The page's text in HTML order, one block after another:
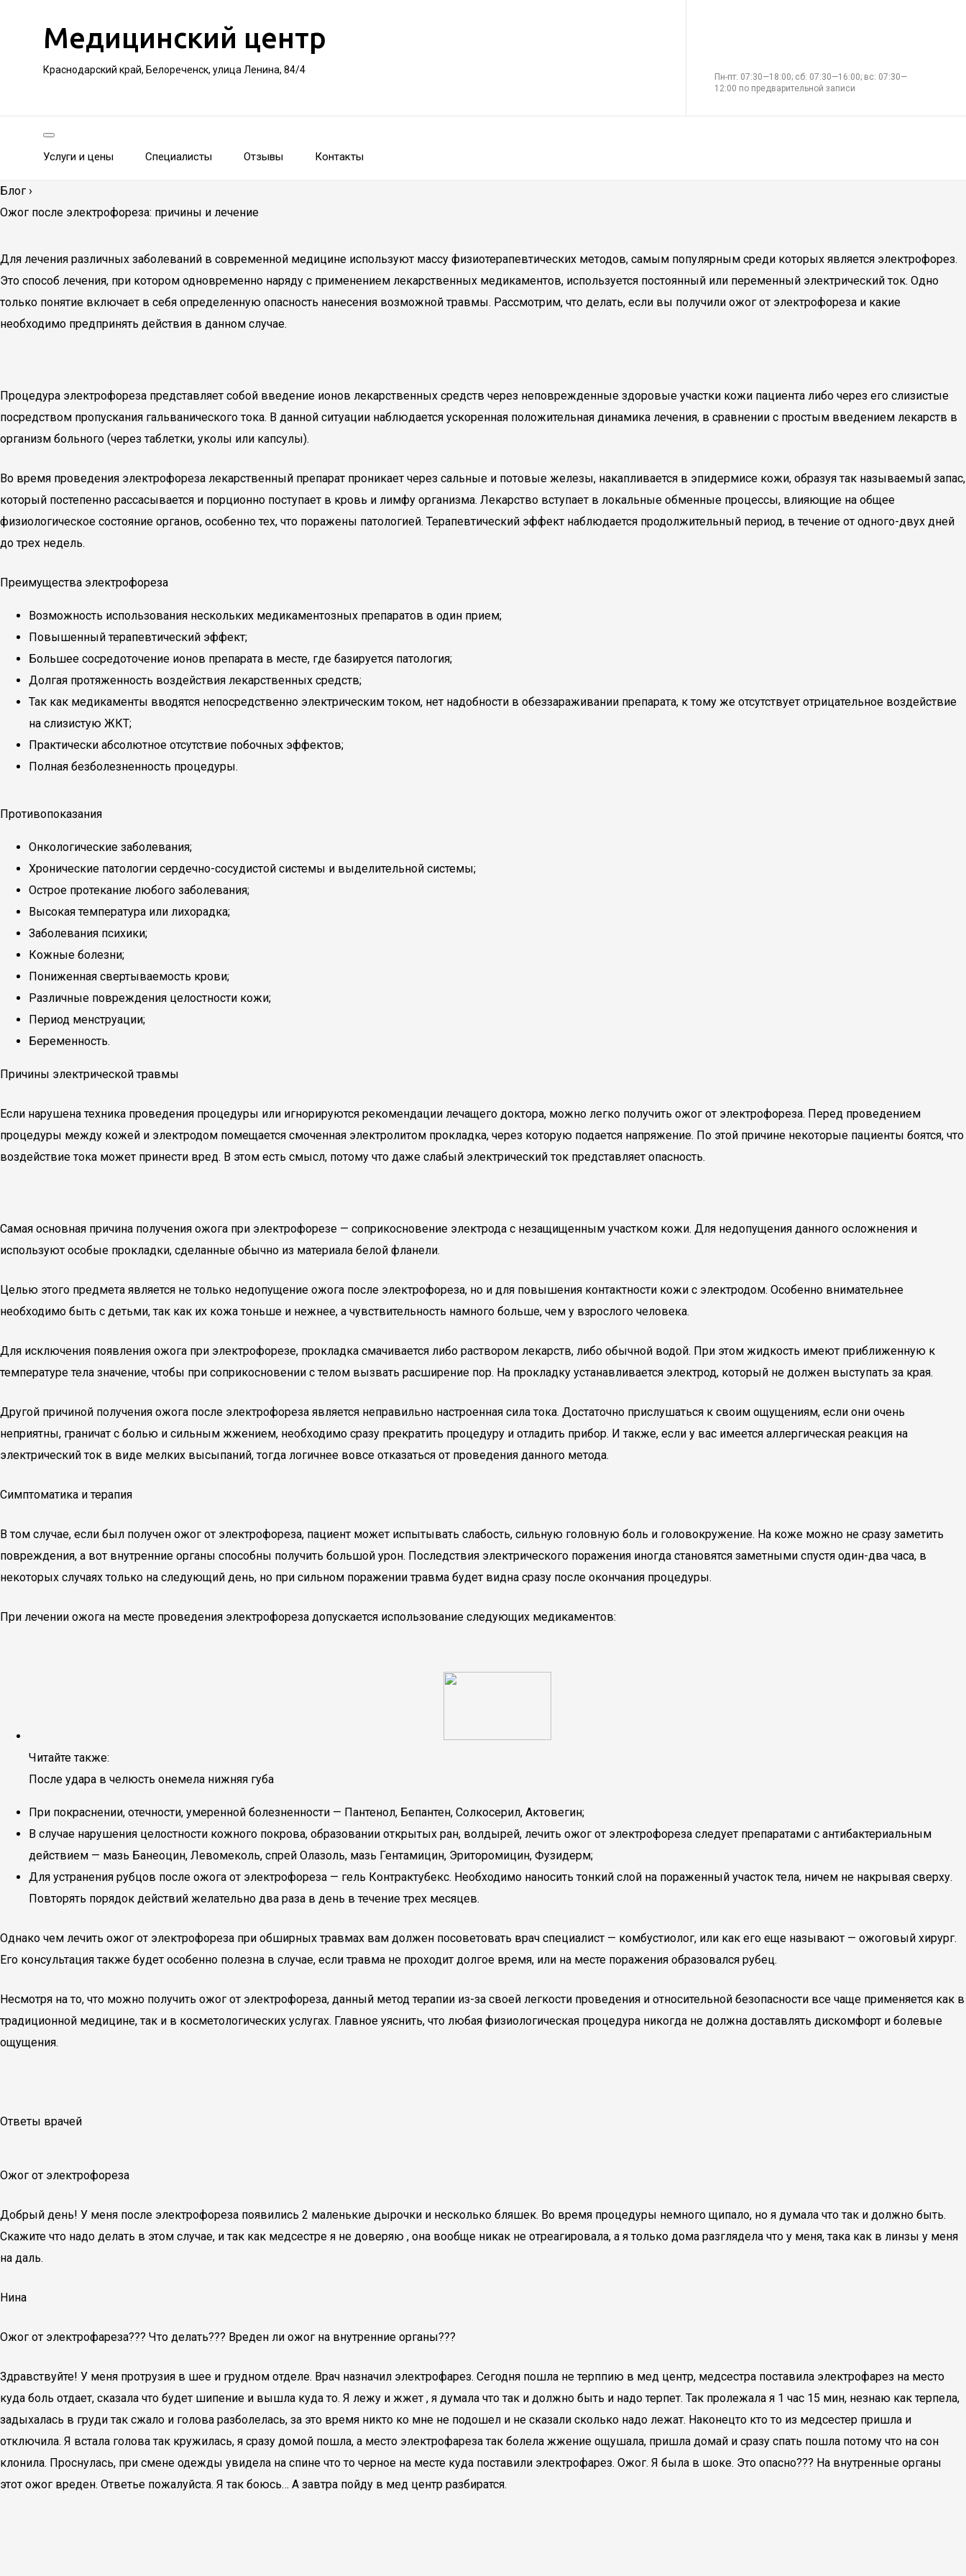
Медицинский центр
Краснодарский край, Белореченск, улица Ленина, 84/4
Пн-пт: 07:30—18:00; сб: 07:30—16:00; вс: 07:30—
12:00 по предварительной записи
Услуги и цены Специалисты Отзывы Контакты
Блог ›
Ожог после электрофореза: причины и лечение
Для лечения различных заболеваний в современной медицине используют массу физиотерапевтических методов, самым популярным среди которых является электрофорез.
Это способ лечения, при котором одновременно наряду с применением лекарственных медикаментов, используется постоянный или переменный электрический ток. Одно
только понятие включает в себя определенную опасность нанесения возможной травмы. Рассмотрим, что делать, если вы получили ожог от электрофореза и какие
необходимо предпринять действия в данном случае.
Процедура электрофореза представляет собой введение ионов лекарственных средств через неповрежденные здоровые участки кожи пациента либо через его слизистые
посредством пропускания гальванического тока. В данной ситуации наблюдается ускоренная положительная динамика лечения, в сравнении с простым введением лекарств в
организм больного (через таблетки, уколы или капсулы).
Во время проведения электрофореза лекарственный препарат проникает через сальные и потовые железы, накапливается в эпидермисе кожи, образуя так называемый запас,
который постепенно рассасывается и порционно поступает в кровь и лимфу организма. Лекарство вступает в локальные обменные процессы, влияющие на общее
физиологическое состояние органов, особенно тех, что поражены патологией. Терапевтический эффект наблюдается продолжительный период, в течение от одного-двух дней
до трех недель.
Преимущества электрофореза
Возможность использования нескольких медикаментозных препаратов в один прием;
Повышенный терапевтический эффект;
Большее сосредоточение ионов препарата в месте, где базируется патология;
Долгая протяженность воздействия лекарственных средств;
Так как медикаменты вводятся непосредственно электрическим током, нет надобности в обеззараживании препарата, к тому же отсутствует отрицательное воздействие
на слизистую ЖКТ;
Практически абсолютное отсутствие побочных эффектов;
Полная безболезненность процедуры.
Противопоказания
Онкологические заболевания;
Хронические патологии сердечно-сосудистой системы и выделительной системы;
Острое протекание любого заболевания;
Высокая температура или лихорадка;
Заболевания психики;
Кожные болезни;
Пониженная свертываемость крови;
Различные повреждения целостности кожи;
Период менструации;
Беременность.
Причины электрической травмы
Если нарушена техника проведения процедуры или игнорируются рекомендации лечащего доктора, можно легко получить ожог от электрофореза. Перед проведением
процедуры между кожей и электродом помещается смоченная электролитом прокладка, через которую подается напряжение. По этой причине некоторые пациенты боятся, что
воздействие тока может принести вред. В этом есть смысл, потому что даже слабый электрический ток представляет опасность.
Самая основная причина получения ожога при электрофорезе — соприкосновение электрода с незащищенным участком кожи. Для недопущения данного осложнения и
используют особые прокладки, сделанные обычно из материала белой фланели.
Целью этого предмета является не только недопущение ожога после электрофореза, но и для повышения контактности кожи с электродом. Особенно внимательнее
необходимо быть с детьми, так как их кожа тоньше и нежнее, а чувствительность намного больше, чем у взрослого человека.
Для исключения появления ожога при электрофорезе, прокладка смачивается либо раствором лекарств, либо обычной водой. При этом жидкость имеют приближенную к
температуре тела значение, чтобы при соприкосновении с телом вызвать расширение пор. На прокладку устанавливается электрод, который не должен выступать за края.
Другой причиной получения ожога после электрофореза является неправильно настроенная сила тока. Достаточно прислушаться к своим ощущениям, если они очень
неприятны, граничат с болью и сильным жжением, необходимо сразу прекратить процедуру и отладить прибор. И также, если у вас имеется аллергическая реакция на
электрический ток в виде мелких высыпаний, тогда логичнее вовсе отказаться от проведения данного метода.
Симптоматика и терапия
В том случае, если был получен ожог от электрофореза, пациент может испытывать слабость, сильную головную боль и головокружение. На коже можно не сразу заметить
повреждения, а вот внутренние органы способны получить большой урон. Последствия электрического поражения иногда становятся заметными спустя один-два часа, в
некоторых случаях только на следующий день, но при сильном поражении травма будет видна сразу после окончания процедуры.
При лечении ожога на месте проведения электрофореза допускается использование следующих медикаментов:
Читайте также:
После удара в челюсть онемела нижняя губа
При покраснении, отечности, умеренной болезненности — Пантенол, Бепантен, Солкосерил, Актовегин;
В случае нарушения целостности кожного покрова, образовании открытых ран, волдырей, лечить ожог от электрофореза следует препаратами с антибактериальным
действием — мазь Банеоцин, Левомеколь, спрей Олазоль, мазь Гентамицин, Эриторомицин, Фузидерм;
Для устранения рубцов после ожога от электрофореза — гель Контрактубекс. Необходимо наносить тонкий слой на пораженный участок тела, ничем не накрывая сверху.
Повторять порядок действий желательно два раза в день в течение трех месяцев.
Однако чем лечить ожог от электрофореза при обширных травмах вам должен посоветовать врач специалист — комбустиолог, или как его еще называют — ожоговый хирург.
Его консультация также будет особенно полезна в случае, если травма не проходит долгое время, или на месте поражения образовался рубец.
Несмотря на то, что можно получить ожог от электрофореза, данный метод терапии из-за своей легкости проведения и относительной безопасности все чаще применяется как в
традиционной медицине, так и в косметологических услугах. Главное уяснить, что любая физиологическая процедура никогда не должна доставлять дискомфорт и болевые
ощущения.
Ответы врачей
Ожог от электрофореза
Добрый день! У меня после электрофореза появились 2 маленькие дырочки и несколько бляшек. Во время процедуры немного щипало, но я думала что так и должно быть.
Скажите что надо делать в этом случае, и так как медсестре я не доверяю , она вообще никак не отреагировала, а я только дома разглядела что у меня, така как в линзы у меня
на даль.
Нина
Ожог от электрофареза??? Что делать??? Вреден ли ожог на внутренние органы???
Здравствуйте! У меня протрузия в шее и грудном отделе. Врач назначил электрофарез. Сегодня пошла не терппию в мед центр, медсестра поставила электрофарез на место
куда боль отдает, сказала что будет шипение и вышла куда то. Я лежу и жжет , я думала что так и должно быть и надо терпет. Так пролежала я 1 час 15 мин, незнаю как терпела,
задыхалась в груди так сжало и голова разболелась, за это время никто ко мне не подошел и не сказали сколько надо лежат. Наконецто кто то из медсестер пришла и
отключила. Я встала голова так кружилась, я сразу домой пошла, а место электрофареза так болела жжение ощушала, пришла домай и сразу спать пошла потому что на сон
клонила. Проснулась, при смене одежды увидела на спине что то черное на месте куда поставили электрофарез. Ожог. Я была в шоке. Это опасно??? На внутренные органы
этот ожог вреден. Ответье пожалуйста. Я так боюсь… А завтра пойду в мед центр разбиратся.